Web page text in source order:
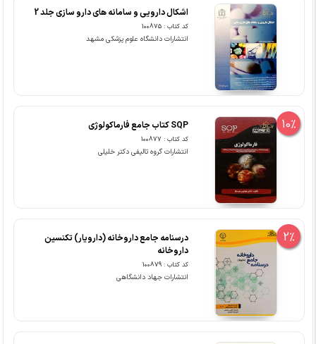
اشکال دارویی و سامانه های دارو سازی جلد 2
کد کتاب : 100875
انتشارات دانشگاه علوم پزشکی مشهد
10% SQP کتاب جامع فارماکولوژی
کد کتاب : 100877
انتشارات گروه تالیفی دکتر خلیلی
2%
درسنامه جامع داروخانه (دارویار) تکنسین
داروخانه
کد کتاب : 100879
انتشارات جهاد دانشگاهی